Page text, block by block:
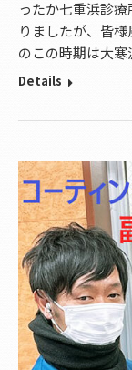
ったか七重浜診
りましたが、皆
のこの時期は大
Details